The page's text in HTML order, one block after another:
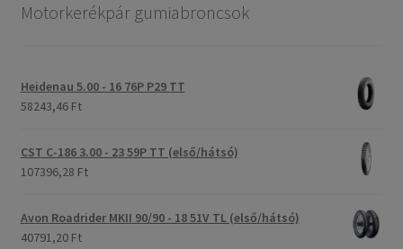
Motorkerékpár gumiabroncsok
Heidenau 5.00 - 16 76P P29 TT
58243,46 Ft
CST C-186 3.00 - 23 59P TT (első/hátsó)
107396,28 Ft
Avon Roadrider MKII 90/90 - 18 51V TL (első/hátsó)
40791,20 Ft